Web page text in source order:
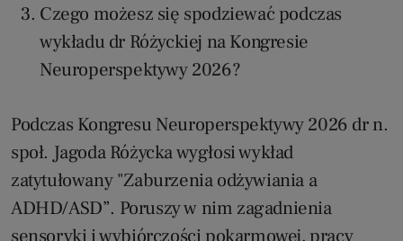
Czego możesz się spodziewać podczas
wykładu dr Różyckiej na Kongresie
Neuroperspektywy 2026?
Podczas Kongresu Neuroperspektywy 2026 dr n.
społ. Jagoda Różycka wygłosi wykład
zatytułowany "Zaburzenia odżywiania a
ADHD/ASD”. Poruszy w nim zagadnienia